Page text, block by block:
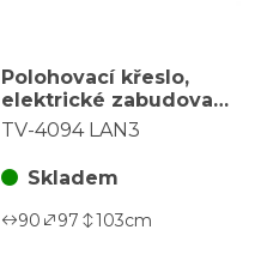
Polohovací křeslo,
elektrické zabudované
ovládání, béžová, látka
LAN3
TV-4094 LAN3
Skladem
90 97 103cm